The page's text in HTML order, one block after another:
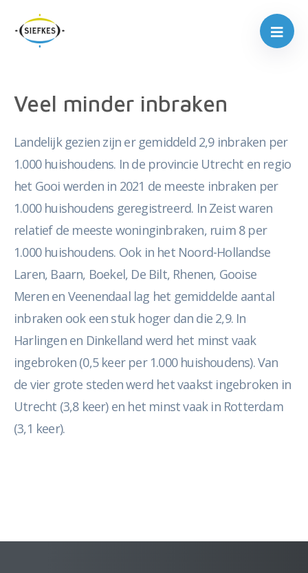
Veel minder inbraken
Landelijk gezien zijn er gemiddeld 2,9 inbraken per
1.000 huishoudens. In de provincie Utrecht en regio
het Gooi werden in 2021 de meeste inbraken per
1.000 huishoudens geregistreerd. In Zeist waren
relatief de meeste woninginbraken, ruim 8 per
1.000 huishoudens. Ook in het Noord-Hollandse
Laren, Baarn, Boekel, De Bilt, Rhenen, Gooise
Meren en Veenendaal lag het gemiddelde aantal
inbraken ook een stuk hoger dan die 2,9. In
Harlingen en Dinkelland werd het minst vaak
ingebroken (0,5 keer per 1.000 huishoudens). Van
de vier grote steden werd het vaakst ingebroken in
Utrecht (3,8 keer) en het minst vaak in Rotterdam
(3,1 keer).